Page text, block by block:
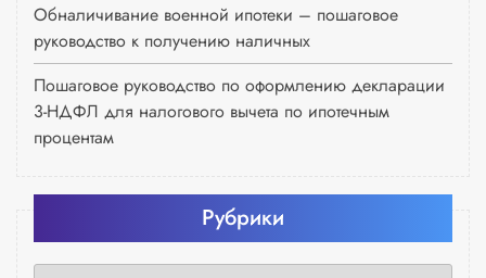
Обналичивание военной ипотеки – пошаговое
руководство к получению наличных
Пошаговое руководство по оформлению декларации
3-НДФЛ для налогового вычета по ипотечным
процентам
Рубрики
Рубрики